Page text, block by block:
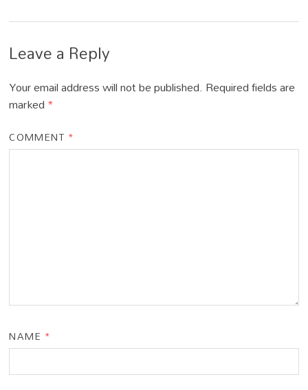
Leave a Reply
Your email address will not be published. Required fields are
marked*
COMMENT *
NAME *